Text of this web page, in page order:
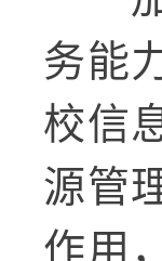
务能
校信
源管
作用